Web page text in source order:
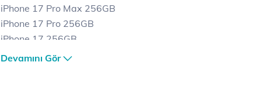
iPhone 17 Pro Max 256GB
iPhone 17 Pro 256GB
iPhone 17 256GB
iPhone 17 Air 256GB
Devamını Gör